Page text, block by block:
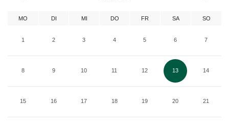
MO DI MI DO FR SA SO
1 2 3 4 5 6 7
8 9 10 11 12 13 14
15 16 17 18 19 20 21